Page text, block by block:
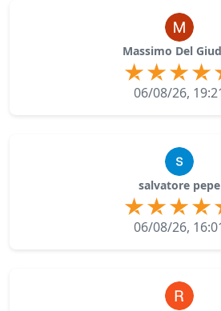
Massimo Del
06/08/26,
salvatore pepe
06/08/26,